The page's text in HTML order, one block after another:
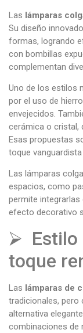
Las lámparas
Su diseño
formas, logrando
con bombillas
complementan
Uno de los estilos
por el uso de
envejecidos.
cerámica o cristal,
Esas propuestas
toque
Las lámparas
espacios, como
permite
efecto decorativo
⮚ Estilo
toque
Las lámparas de
tradicionales, pero
alternativa
combinaciones de